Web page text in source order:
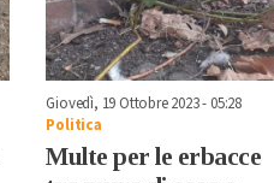
Giovedì, 19 Ottobre 2023 - 05:28
Politica
Multe per le erbacce